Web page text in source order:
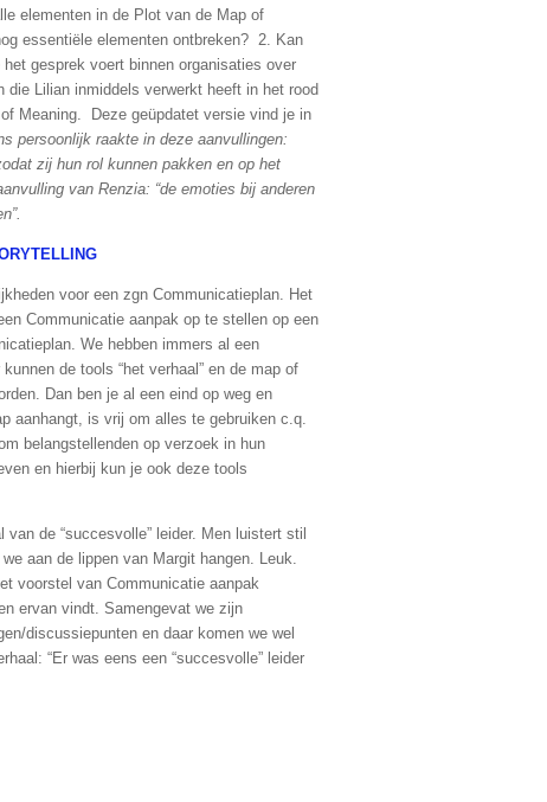
elementen in de Plot van de Map of
essentiële elementen ontbreken? 2. Kan
gesprek voert binnen organisaties over
die Lilian inmiddels verwerkt heeft in het rood
Meaning. Deze geüpdatet versie vind je in
persoonlijk raakte in deze aanvullingen:
zij hun rol kunnen pakken en op het
van Renzia: “de emoties bij anderen
voor een zgn Communicatieplan. Het
Communicatie aanpak op te stellen op een
We hebben immers al een
de tools “het verhaal” en de map of
Dan ben je al een eind op weg en
aanhangt, is vrij om alles te gebruiken c.q.
belangstellenden op verzoek in hun
en hierbij kun je ook deze tools
de “succesvolle” leider. Men luistert stil
aan de lippen van Margit hangen. Leuk.
voorstel van Communicatie aanpak
ervan vindt. Samengevat we zijn
discussiepunten en daar komen we wel
“Er was eens een “succesvolle” leider